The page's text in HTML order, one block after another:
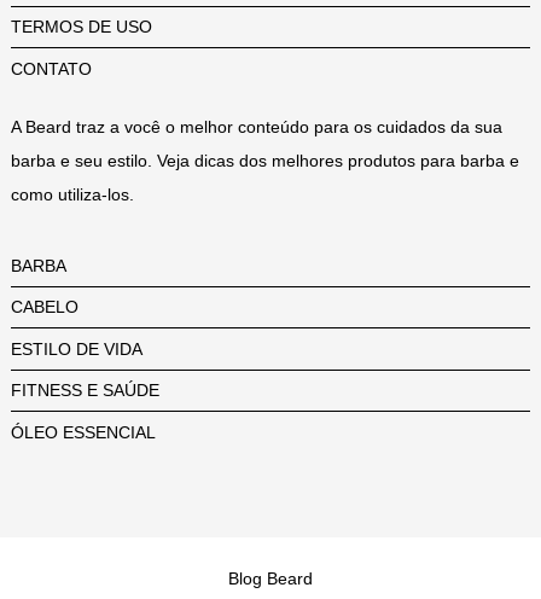
TERMOS DE USO
CONTATO
A Beard traz a você o melhor conteúdo para os cuidados da sua
barba e seu estilo. Veja dicas dos melhores produtos para barba e
como utiliza-los.
BARBA
CABELO
ESTILO DE VIDA
FITNESS E SAÚDE
ÓLEO ESSENCIAL
Blog Beard